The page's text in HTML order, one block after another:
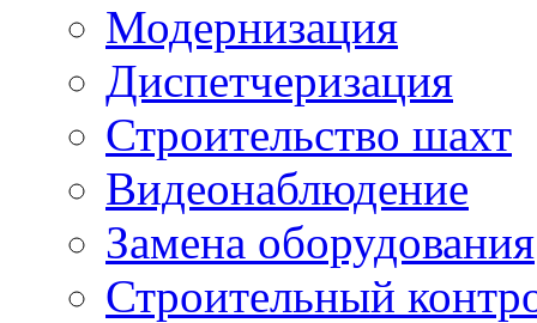
Модернизация
Диспетчеризация
Строительство шахт
Видеонаблюдение
Замена оборудования
Строительный